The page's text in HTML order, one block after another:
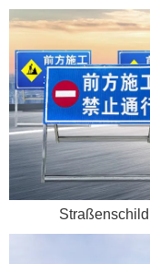
Straßenschild